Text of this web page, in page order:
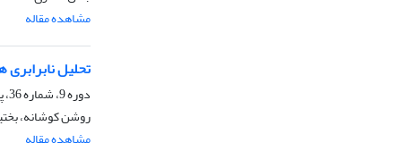
مشاهده مقاله
تحلیل
دوره 9، شماره 36، پاییز 1398، صفحه
روشن کوشانه،
مشاهده مقاله